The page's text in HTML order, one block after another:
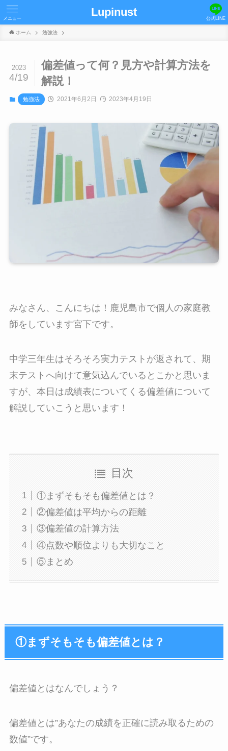
Lupinust 公式LINE
メニュー
ホーム 勉強法
偏差値って何？見方や計算方法を
解説！
2023
4/19
勉強法 2021年6月2日 2023年4月19日
みなさん、こんにちは！鹿児島市で個人の家庭教
師をしています宮下です。
中学三年生はそろそろ実力テストが返されて、期
末テストへ向けて意気込んでいるとこかと思いま
すが、本日は成績表についてくる偏差値について
解説していこうと思います！
目次
①まずそもそも偏差値とは？
②偏差値は平均からの距離
③偏差値の計算方法
④点数や順位よりも大切なこと
⑤まとめ
①まずそもそも偏差値とは？
偏差値とはなんでしょう？
偏差値とは”あなたの成績を正確に読み取るための
数値”です。